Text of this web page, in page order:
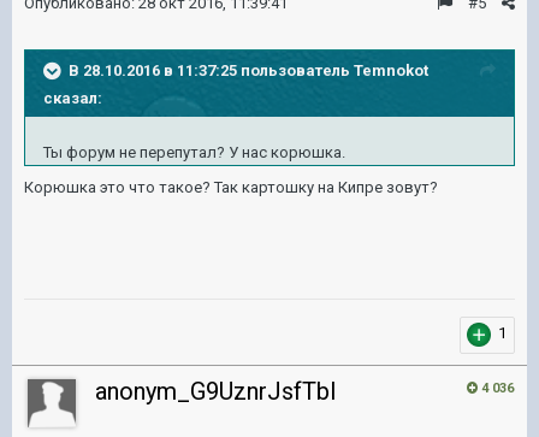
В 28.10.2016 в 11:37:25 пользователь Temnokot
сказал:
Ты форум не перепутал? У нас корюшка.
Корюшка это что такое? Так картошку на Кипре зовут?
1
4 036
anonym_G9UznrJsfTbI